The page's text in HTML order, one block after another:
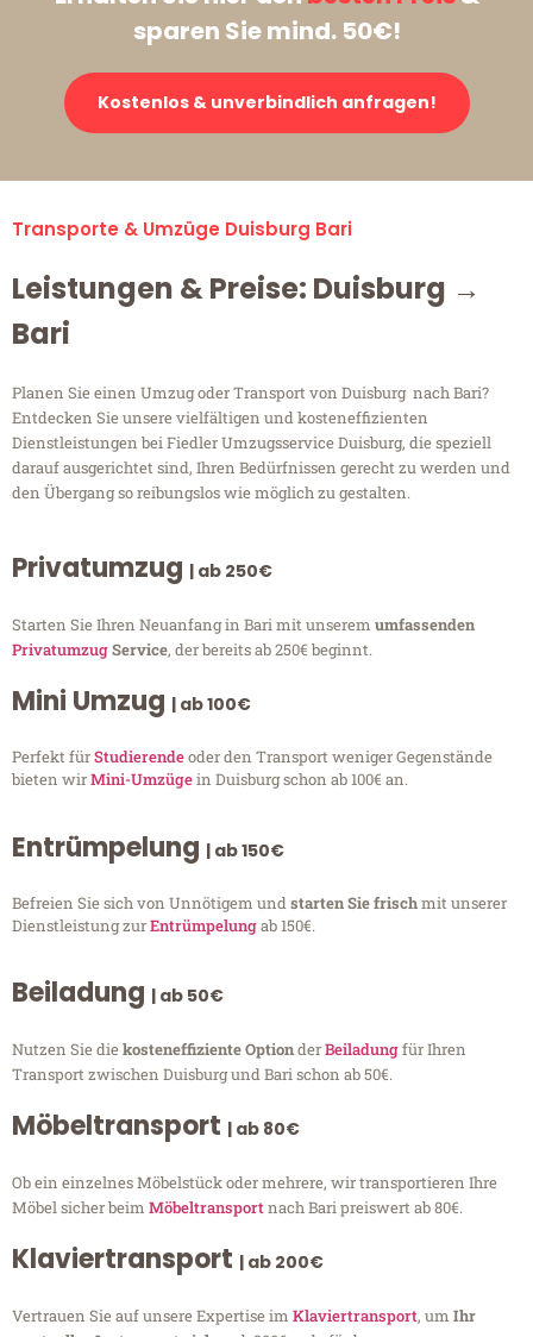
sparen Sie mind. 50€!
Kostenlos & unverbindlich anfragen!
Transporte & Umzüge Duisburg Bari
Leistungen & Preise: Duisburg →
Bari
Planen Sie einen Umzug oder Transport von Duisburg nach Bari?
Entdecken Sie unsere vielfältigen und kosteneffizienten
Dienstleistungen bei Fiedler Umzugsservice Duisburg, die speziell
darauf ausgerichtet sind, Ihren Bedürfnissen gerecht zu werden und
den Übergang so reibungslos wie möglich zu gestalten.
Privatumzug | ab 250€
Starten Sie Ihren Neuanfang in Bari mit unserem umfassenden
PrivatumzugService, der bereits ab 250€ beginnt.
Mini Umzug | ab 100€
Perfekt fürStudierendeoder den Transport weniger Gegenstände
bieten wirMini-Umzügein Duisburg schon ab 100€ an.
Entrümpelung | ab 150€
Befreien Sie sich von Unnötigem undstarten Sie frischmit unserer
Dienstleistung zurEntrümpelungab 150€.
Beiladung | ab 50€
Nutzen Sie diekosteneffiziente OptionderBeiladungfür Ihren
Transport zwischen Duisburg und Bari schon ab 50€.
Möbeltransport | ab 80€
Ob ein einzelnes Möbelstück oder mehrere, wir transportieren Ihre
Möbel sicher beim Möbeltransportnach Bari preiswert ab 80€.
Klaviertransport | ab 200€
Vertrauen Sie auf unsere Expertise im Klaviertransport, um Ihr